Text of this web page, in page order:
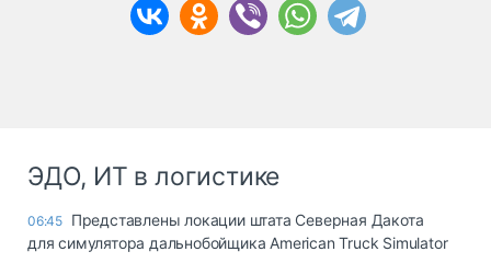
ЭДО, ИТ в логистике
06:45 Представлены локации штата Северная Дакота
для симулятора дальнобойщика American Truck Simulator